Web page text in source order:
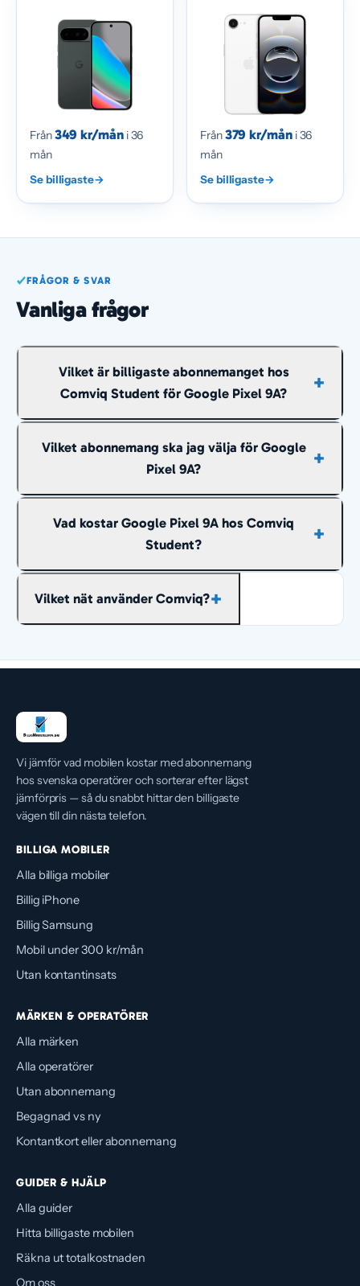
Från349 kr/måni 36
mån
Se billigaste→
Från379 kr/måni 36
mån
Se billigaste→
FRÅGOR & SVAR
Vanliga frågor
Vilket är billigaste abonnemanget hos
Comviq Student för Google Pixel 9A?
hela avbetalningstiden, med 14 GB och fria samtal
och sms inom Sverige.
Vilket abonnemang ska jag välja för Google
Pixel 9A?
abonnemangen ovan, så det du behöver
bestämma är hur mycket surf du vill ha. Väljer du
för lite går det oftast att uppgradera hos Comviq
Vad kostar Google Pixel 9A hos Comviq
Student?
beroende på surfmängd, räknat över hela
avbetalningstiden.
Vilket nät använder Comviq?
prislapp.
Vi jämför vad mobilen kostar med abonnemang
hos svenska operatörer och sorterar efter lägst
jämförpris — så du snabbt hittar den billigaste
vägen till din nästa telefon.
BILLIGA MOBILER
Alla billiga mobiler
Billig iPhone
Billig Samsung
Mobil under 300 kr/mån
Utan kontantinsats
MÄRKEN & OPERATÖRER
Alla märken
Alla operatörer
Utan abonnemang
Begagnad vs ny
Kontantkort eller abonnemang
GUIDER & HJÄLP
Alla guider
Hitta billigaste mobilen
Räkna ut totalkostnaden
Om oss